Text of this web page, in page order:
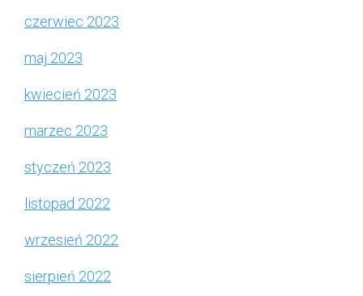
czerwiec 2023
maj 2023
kwiecień 2023
marzec 2023
styczeń 2023
listopad 2022
wrzesień 2022
sierpień 2022